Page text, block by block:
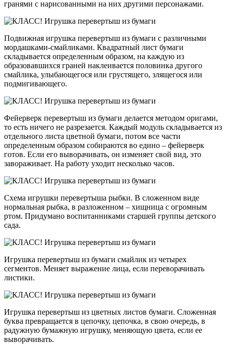
гранями с нарисованными на них другими персонажами.
Подвижная игрушка перевертыш из бумаги с различными
мордашками-смайликами. Квадратный лист бумаги
складывается определенным образом, на каждую из
образовавшихся граней наклеивается половинка другого
смайлика, улыбающегося или грустящего, злящегося или
подмигивающего.
Фейерверк перевертыш из бумаги делается методом оригами,
то есть ничего не разрезается. Каждый модуль складывается из
отдельного листа цветной бумаги, потом все части
определенным образом собираются во едино – фейерверк
готов. Если его выворачивать, он изменяет свой вид, это
завораживает. На работу уходит несколько часов.
Схема игрушки перевертыша рыбки. В сложенном виде
нормальная рыбка, в разложенном – хищница с огромным
ртом. Придумано воспитанниками старшей группы детского
сада.
Игрушка перевертыш из бумаги смайлик из четырех
сегментов. Меняет выражение лица, если переворачивать
листики.
Игрушка перевертыш из цветных листов бумаги. Сложенная
буква превращается в цепочку, цепочка, в свою очередь, в
радужную бумажную игрушку, меняющую цвета, если ее
выворачивать.